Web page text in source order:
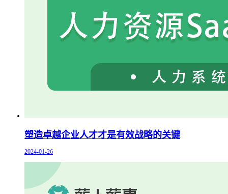
塑造卓越企业人才才是有效战略的关键
2024-01-26